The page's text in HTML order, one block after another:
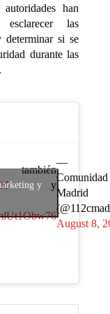
han
las
determinar si se
durante las
también
y
—
Madrid
August 8,
y